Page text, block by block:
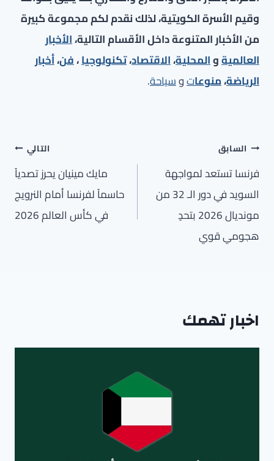
وقيم الأسرة الكويتية، لذلك نقدم لكم مجموعة كبيرة
من الأخبار المتنوعة داخل الأقسام التالية،الأخبار
العالميةوالمحلية،الاقتصاد،تكنولوجيا،فن،أخبار
الرياضة،منوعاتوسياحة.
تصفّح
المقالات
السابق
فرنسا تستعد لمواجهة
السويد في دور الـ 32 من
مونديال 2026 بتحدٍ
هجومي قوي
التالي
مايك مينيان يحرز تصدياً
حاسماً لفرنسا أمام النرويج
في كأس العالم 2026
اخبار تهمك